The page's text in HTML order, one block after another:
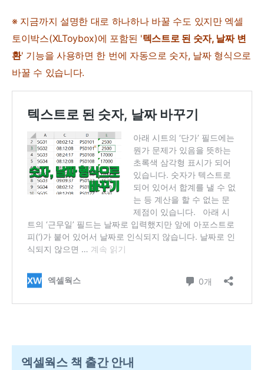
※ 지금까지 설명한 대로 하나하나 바꿀 수도 있지만 엑셀
토이박스(XLToybox)에 포함된 '텍스트로 된 숫자, 날짜 변
환' 기능을 사용하면 한 번에 자동으로 숫자, 날짜 형식으로
바꿀 수 있습니다.
엑셀웍스 책 출간 안내